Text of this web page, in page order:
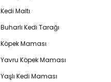
Kedi Maltı
Buharlı Kedi Tarağı
Köpek Maması
Yavru Köpek Maması
Yaşlı Kedi Maması